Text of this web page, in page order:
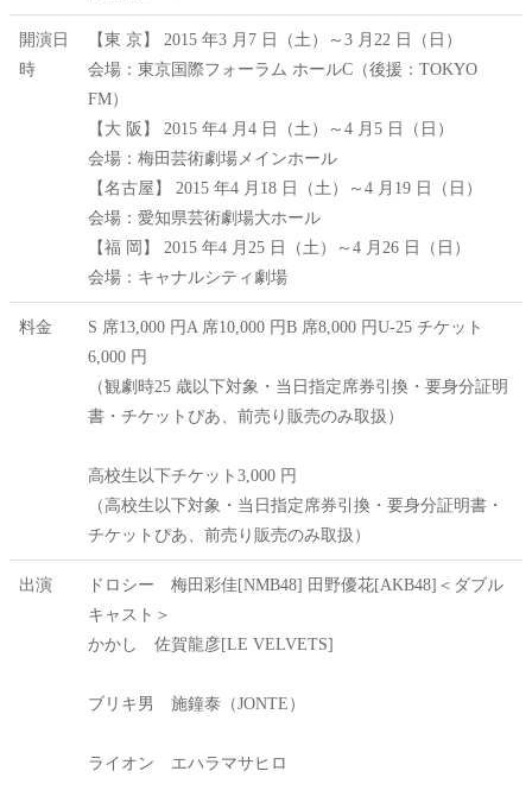
開演日
時
【東 京】 2015 年3 月7 日（土）～3 月22 日（日）
会場：東京国際フォーラム ホールC（後援：TOKYO
FM）
【大 阪】 2015 年4 月4 日（土）～4 月5 日（日）
会場：梅田芸術劇場メインホール
【名古屋】 2015 年4 月18 日（土）～4 月19 日（日）
会場：愛知県芸術劇場大ホール
【福 岡】 2015 年4 月25 日（土）～4 月26 日（日）
会場：キャナルシティ劇場
料金
S 席13,000 円A 席10,000 円B 席8,000 円U-25 チケット
6,000 円
（観劇時25 歳以下対象・当日指定席券引換・要身分証明
書・チケットぴあ、前売り販売のみ取扱）
高校生以下チケット3,000 円
（高校生以下対象・当日指定席券引換・要身分証明書・
チケットぴあ、前売り販売のみ取扱）
出演
ドロシー 梅田彩佳[NMB48] 田野優花[AKB48]＜ダブル
キャスト＞
かかし 佐賀龍彦[LE VELVETS]
ブリキ男 施鐘泰（JONTE）
ライオン エハラマサヒロ